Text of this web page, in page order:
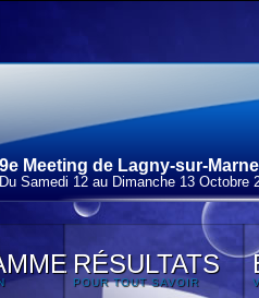
9e Meeting de Lagny-sur-
Du Samedi 12 au Dimanche 13 Octobre
RÉSULTATS
POUR TOUT SAVOIR